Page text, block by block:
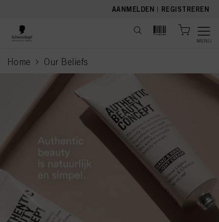
AANMELDEN | REGISTREREN
MENU
Home Our Beliefs
current page